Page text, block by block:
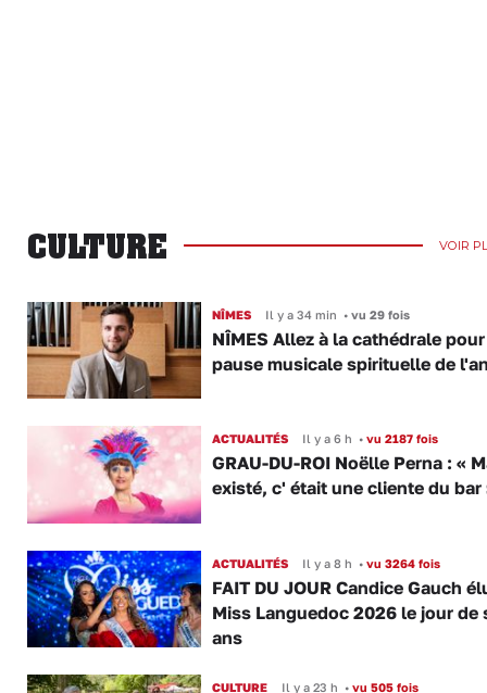
CULTURE VOIR
NÎMES Il y a 34 min •vu 29 fois
NÎMES Allez à la cathédrale
pause musicale spirituelle de
ACTUALITÉS Il y a 6 h •vu 2187 fois
GRAU-DU-ROI Noëlle Perna : «
existé, c' était une cliente du bar
ACTUALITÉS Il y a 8 h •vu 3264 fois
FAIT DU JOUR Candice Gauch
Miss Languedoc 2026 le jour de
ans
CULTURE Il y a 23 h •vu 505 fois